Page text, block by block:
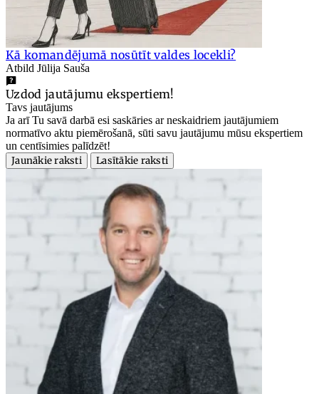
Kā komandējumā nosūtīt valdes locekli?
Atbild Jūlija Sauša
Uzdod jautājumu ekspertiem!
Tavs jautājums
Ja arī Tu savā darbā esi saskāries ar neskaidriem jautājumiem
normatīvo aktu piemērošanā, sūti savu jautājumu mūsu ekspertiem
un centīsimies palīdzēt!
Jaunākie raksti
Lasītākie raksti